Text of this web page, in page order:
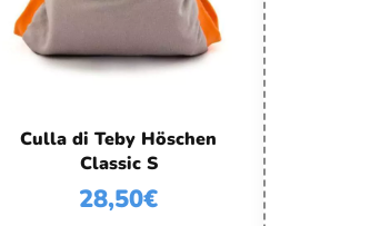
Culla di Teby Höschen
Classic S
28,50€